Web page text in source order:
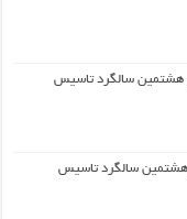
سالگرد تاسیس
سالگرد تاسیس